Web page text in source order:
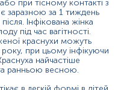
в немовлят при
краснухою. Найбільш
плода в
Синдром вродженої
вад, включаючи
та серцеві
при тісному контакті з
за 1 тиждень
Інфікована жінка
під час вагітності.
краснухи можуть
при цьому інфікуючи
найчастіше
ранньою весною.